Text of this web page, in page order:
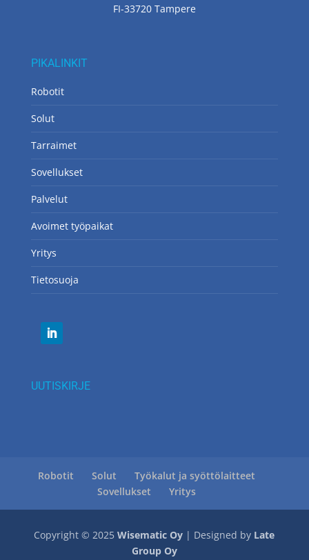
FI-33720 Tampere
PIKALINKIT
Robotit
Solut
Tarraimet
Sovellukset
Palvelut
Avoimet työpaikat
Yritys
Tietosuoja
UUTISKIRJE
Robotit Solut
Työkalut ja syöttölaitteet
Sovellukset
Yritys
Copyright © 2025Wisematic Oy | Designed by Late
Group Oy